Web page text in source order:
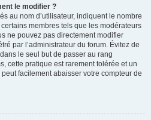
le modifier ?
au nom d’utilisateur, indiquent le nombre
membres tels que les modérateurs
ne pouvez pas directement modifier
par l’administrateur du forum. Évitez de
le seul but de passer au rang
cette pratique est rarement tolérée et un
facilement abaisser votre compteur de